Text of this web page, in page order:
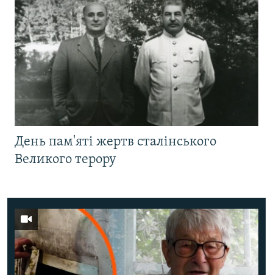
День пам'яті жертв сталінського
Великого терору